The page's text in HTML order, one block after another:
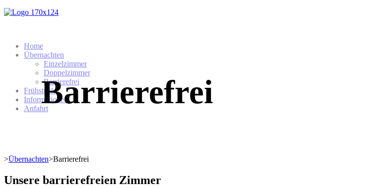
Home
Übernachten
Einzelzimmer
Doppelzimmer
Barrierefrei
Frühstück
Informationen
AnfahrtBarrierefrei
>Übernachten>Barrierefrei
Unsere barrierefreien Zimmer